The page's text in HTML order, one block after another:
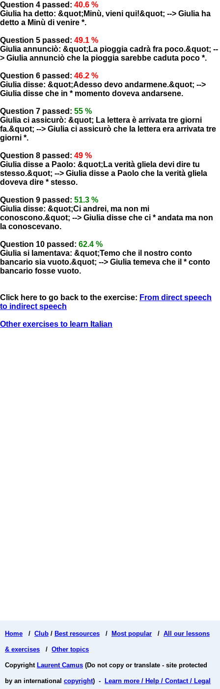
Question 4 passed: 40.6 %
Giulia ha detto: &quot;Minù, vieni qui!&quot; --> Giulia ha
detto a Minù di venire *.
Question 5 passed: 49.1 %
Giulia annunciò: &quot;La pioggia cadrà fra poco.&quot; --
> Giulia annunciò che la pioggia sarebbe caduta poco *.
Question 6 passed: 46.2 %
Giulia disse: &quot;Adesso devo andarmene.&quot; -->
Giulia disse che in * momento doveva andarsene.
Question 7 passed: 55 %
Giulia ci assicurò: &quot; La lettera è arrivata tre giorni
fa.&quot; --> Giulia ci assicurò che la lettera era arrivata tre
giorni *.
Question 8 passed: 49 %
Giulia disse a Paolo: &quot;La verità gliela devi dire tu
stesso.&quot; --> Giulia disse a Paolo che la verità gliela
doveva dire * stesso.
Question 9 passed: 51.3 %
Giulia disse: &quot;Ci andrei, ma non mi
conoscono.&quot; --> Giulia disse che ci * andata ma non
la conoscevano.
Question 10 passed: 62.4 %
Giulia si lamentava: &quot;Temo che il nostro conto
bancario sia vuoto.&quot; --> Giulia temeva che il * conto
bancario fosse vuoto.
Click here to go back to the exercise: From direct speech
to indirect speech
Other exercises to learn Italian
Home / Club / Best resources / Most popular / All our lessons
& exercises / Other topics
Copyright Laurent Camus (Do not copy or translate - site protected
by an international copyright) - Learn more / Help / Contact / Legal